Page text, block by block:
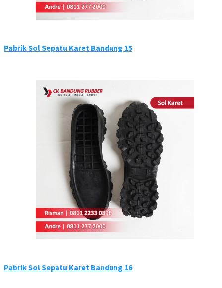
Pabrik Sol Sepatu Karet Bandung 15
Pabrik Sol Sepatu Karet Bandung 16